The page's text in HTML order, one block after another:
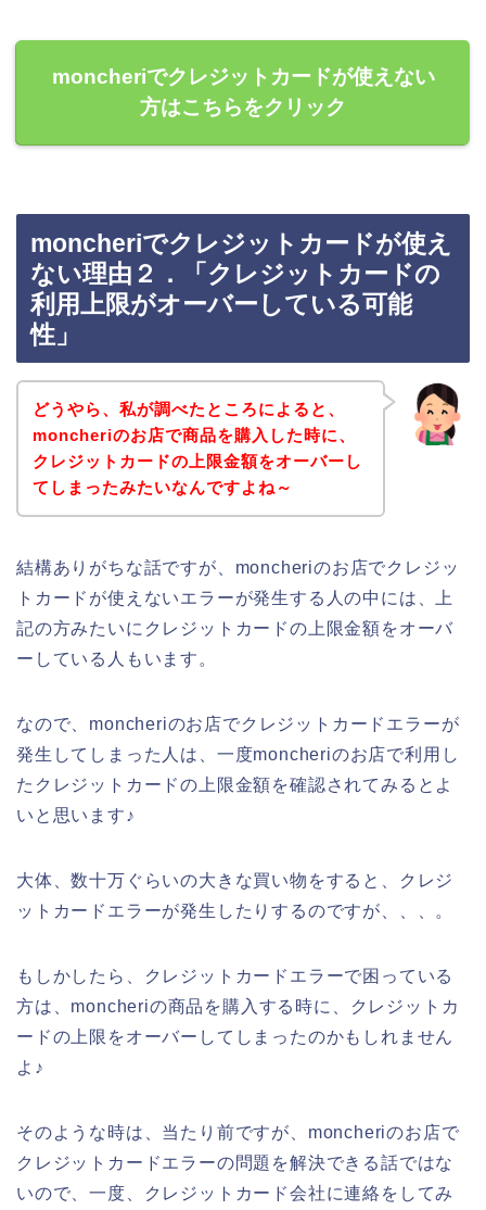
moncheriでクレジットカードが使えない
方はこちらをクリック
moncheriでクレジットカードが使え
ない理由２．「クレジットカードの
利用上限がオーバーしている可能
性」
どうやら、私が調べたところによると、
moncheriのお店で商品を購入した時に、
クレジットカードの上限金額をオーバーし
てしまったみたいなんですよね～
結構ありがちな話ですが、moncheriのお店でクレジッ
トカードが使えないエラーが発生する人の中には、上
記の方みたいにクレジットカードの上限金額をオーバ
ーしている人もいます。
なので、moncheriのお店でクレジットカードエラーが
発生してしまった人は、一度moncheriのお店で利用し
たクレジットカードの上限金額を確認されてみるとよ
いと思います♪
大体、数十万ぐらいの大きな買い物をすると、クレジ
ットカードエラーが発生したりするのですが、、、。
もしかしたら、クレジットカードエラーで困っている
方は、moncheriの商品を購入する時に、クレジットカ
ードの上限をオーバーしてしまったのかもしれません
よ♪
そのような時は、当たり前ですが、moncheriのお店で
クレジットカードエラーの問題を解決できる話ではな
いので、一度、クレジットカード会社に連絡をしてみ